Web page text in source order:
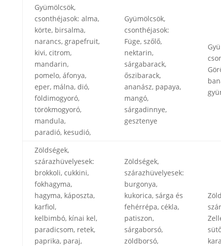
Gyümölcsök,
csonthéjasok: alma,
körte, birsalma,
narancs, grapefruit,
kivi, citrom,
mandarin,
pomelo, áfonya,
eper, málna, dió,
földimogyoró,
törökmogyoró,
mandula,
paradió, kesudió,
Gyümölcsök,
csonthéjasok:
Füge, szőlő,
nektarin,
sárgabarack,
őszibarack,
ananász, papaya,
mangó,
sárgadinnye,
gesztenye
Zöldségek,
szárazhüvelyesek:
brokkoli, cukkini,
fokhagyma,
hagyma, káposzta,
karfiol,
kelbimbó, kínai kel,
paradicsom, retek,
paprika, paraj,
Zöldségek,
szárazhüvelyesek:
burgonya,
kukorica, sárga és
fehérrépa, cékla,
patiszon,
sárgaborsó,
zöldborsó,